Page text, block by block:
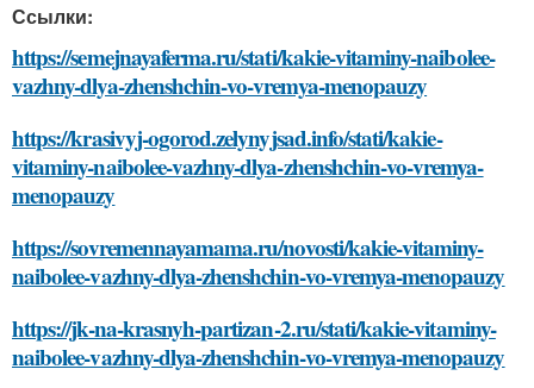
Ссылки:
https://semejnayaferma.ru/stati/kakie-vitaminy-naibolee-
vazhny-dlya-zhenshchin-vo-vremya-menopauzy
https://krasivyj-ogorod.zelynyjsad.info/stati/kakie-
vitaminy-naibolee-vazhny-dlya-zhenshchin-vo-vremya-
menopauzy
https://sovremennayamama.ru/novosti/kakie-vitaminy-
naibolee-vazhny-dlya-zhenshchin-vo-vremya-menopauzy
https://jk-na-krasnyh-partizan-2.ru/stati/kakie-vitaminy-
naibolee-vazhny-dlya-zhenshchin-vo-vremya-menopauzy